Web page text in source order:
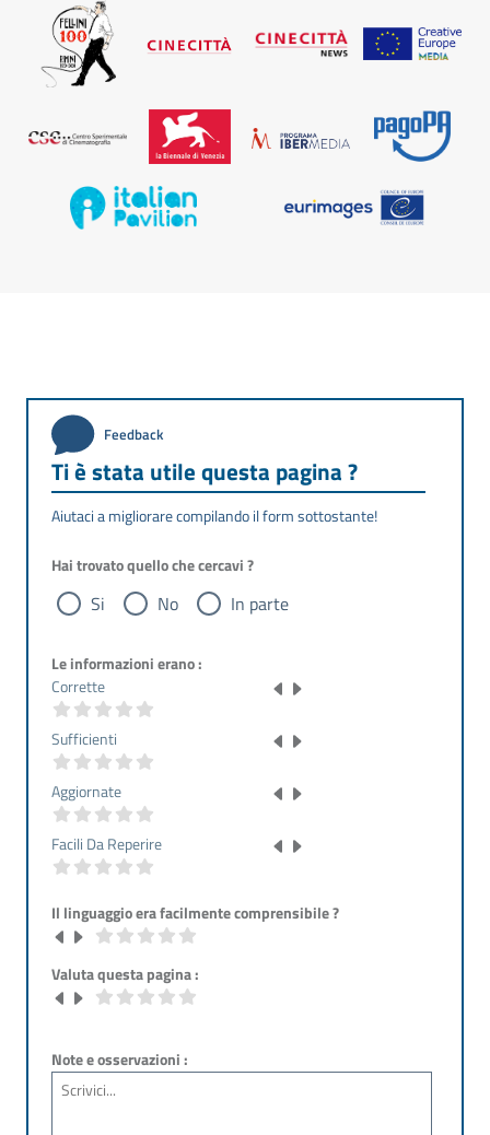
Feedback
Ti è stata utile questa pagina ?
Aiutaci a migliorare compilando il form sottostante!
Hai trovato quello che cercavi ?
Si No In parte
Le informazioni erano :
Corrette
Sufficienti
Aggiornate
Facili Da Reperire
Il linguaggio era facilmente comprensibile ?
Valuta questa pagina :
Note e osservazioni :